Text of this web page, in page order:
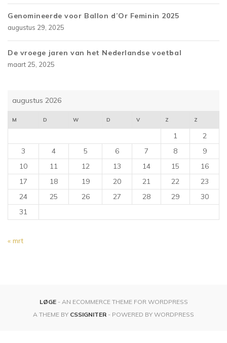
Genomineerde voor Ballon d’Or Feminin 2025
augustus 29, 2025
De vroege jaren van het Nederlandse voetbal
maart 25, 2025
augustus 2026
M D W D V Z Z
1
2
3
4 5 6 7 8
9
10
11 12 13 14 15
16
17
18 19 20 21 22
23
24
25 26 27 28 29
30
31
« mrt
LØGE - AN ECOMMERCE THEME FOR WORDPRESS
A THEME BY CSSIGNITER - POWERED BY WORDPRESS